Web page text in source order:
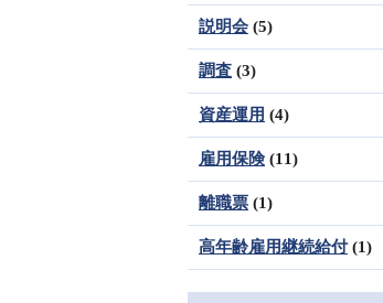
説明会 (5)
調査 (3)
資産運用 (4)
雇用保険(11)
離職票 (1)
高年齢雇用継続給付(1)